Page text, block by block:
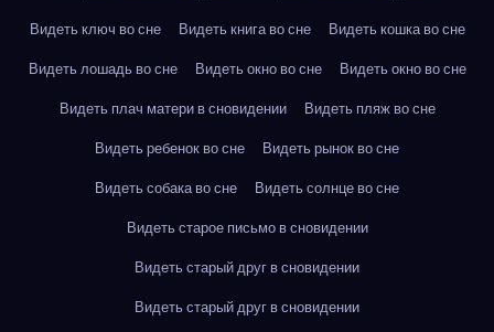
Видеть ключ во сне
Видеть книга во сне
Видеть кошка во сне
Видеть лошадь во сне
Видеть окно во сне
Видеть окно во сне
Видеть плач матери в сновидении
Видеть пляж во сне
Видеть ребенок во сне
Видеть рынок во сне
Видеть собака во сне
Видеть солнце во сне
Видеть старое письмо в сновидении
Видеть старый друг в сновидении
Видеть старый друг в сновидении